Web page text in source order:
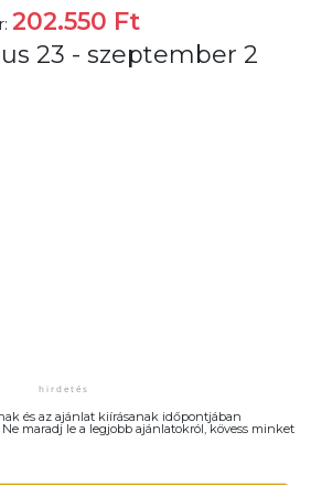
202.550 Ft
23 - szeptember 2
és az ajánlat kiírásanak időpontjában
maradj le a legjobb ajánlatokról, kövess minket